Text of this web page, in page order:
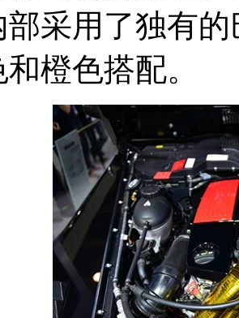
采用了独有的
橙色搭配。